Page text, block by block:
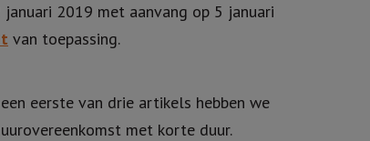
2019 met aanvang op 5 januari
van toepassing.
eerste van drie artikels hebben we
met korte duur.